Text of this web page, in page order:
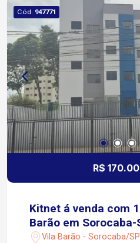
Cód. 947771
R$
Kitnet á venda com
Barão em Sorocaba-
Vila Barão - Sorocaba/SP